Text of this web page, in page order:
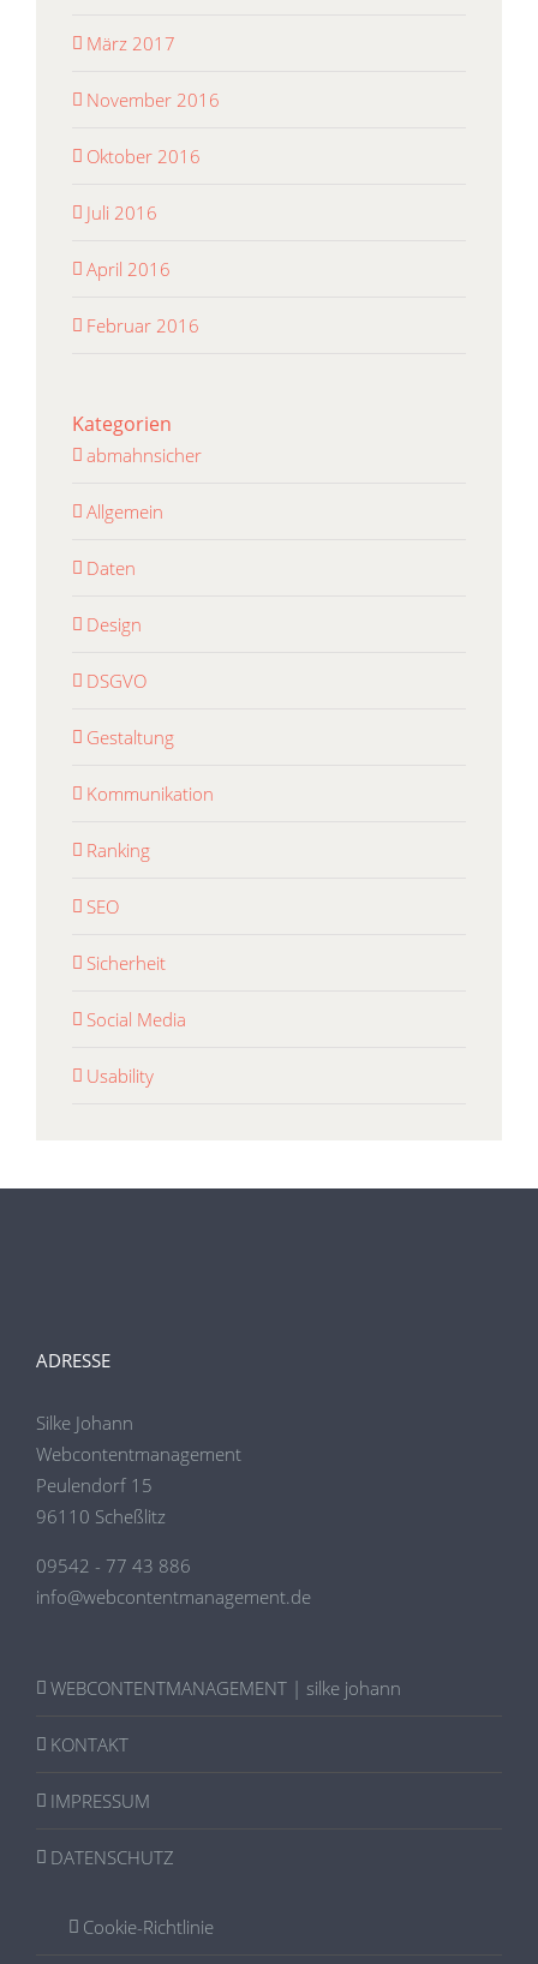
März 2017
November 2016
Oktober 2016
Juli 2016
April 2016
Februar 2016
Kategorien
abmahnsicher
Allgemein
Daten
Design
DSGVO
Gestaltung
Kommunikation
Ranking
SEO
Sicherheit
Social Media
Usability
ADRESSE
Silke Johann
Webcontentmanagement
Peulendorf 15
96110 Scheßlitz
09542 - 77 43 886
info@webcontentmanagement.de
WEBCONTENTMANAGEMENT | silke johann
KONTAKT
IMPRESSUM
DATENSCHUTZ
Cookie-Richtlinie